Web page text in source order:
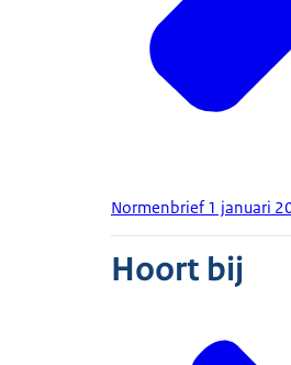
Normenbrief 1 januari
Hoort bij